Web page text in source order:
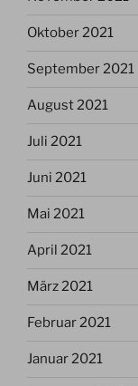
Oktober 2021
September 2021
August 2021
Juli 2021
Juni 2021
Mai 2021
April 2021
März 2021
Februar 2021
Januar 2021